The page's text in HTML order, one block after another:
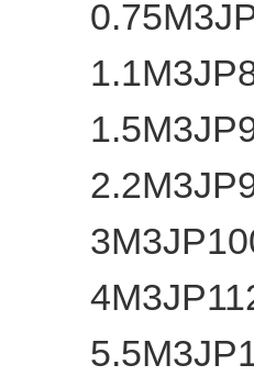
0.75
1.1
1.5
2.2
3
4
5.5